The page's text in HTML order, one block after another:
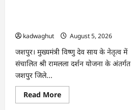
रहने
साथ
…
kadwaghut
August 5, 2026
जशपुर। मुख्यमंत्री विष्णु देव साय के नेतृत्व में
संचालित श्री रामलला दर्शन योजना के अंतर्गत
जशपुर जिले...
Read MoreRead
more